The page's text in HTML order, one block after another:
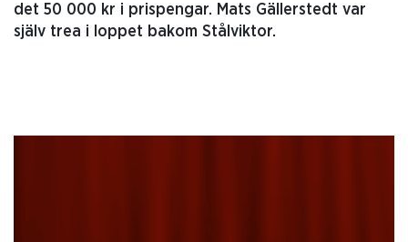
det 50 000 kr i prispengar. Mats Gällerstedt var
själv trea i loppet bakom Stålviktor.